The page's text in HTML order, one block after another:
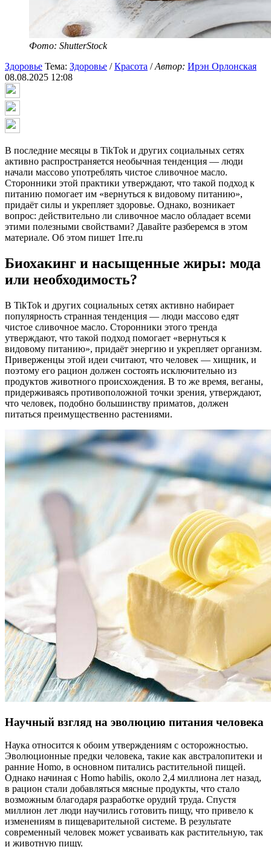
Фото: ShutterStock
Здоровье Тема: Здоровье /Красота /Автор: Ирэн Орлонская
08.08.2025 12:08
В последние месяцы в TikTok и других социальных сетях
активно распространяется необычная тенденция — люди
начали массово употреблять чистое сливочное масло.
Сторонники этой практики утверждают, что такой подход к
питанию помогает им «вернуться к видовому питанию»,
придаёт силы и укрепляет здоровье. Однако, возникает
вопрос: действительно ли сливочное масло обладает всеми
этими полезными свойствами? Давайте разберемся в этом
материале. Об этом пишет 1rre.ru
Биохакинг и насыщенные жиры: мода
или необходимость?
В TikTok и других социальных сетях активно набирает
популярность странная тенденция — люди массово едят
чистое сливочное масло. Сторонники этого тренда
утверждают, что такой подход помогает «вернуться к
видовому питанию», придаёт энергию и укрепляет организм.
Приверженцы этой идеи считают, что человек — хищник, и
поэтому его рацион должен состоять исключительно из
продуктов животного происхождения. В то же время, веганы,
придерживаясь противоположной точки зрения, утверждают,
что человек, подобно большинству приматов, должен
питаться преимущественно растениями.
Научный взгляд на эволюцию питания человека
Наука относится к обоим утверждениям с осторожностью.
Эволюционные предки человека, такие как австралопитеки и
ранние Homo, в основном питались растительной пищей.
Однако начиная с Homo habilis, около 2,4 миллиона лет назад,
в рацион стали добавляться мясные продукты, что стало
возможным благодаря разработке орудий труда. Спустя
миллион лет люди научились готовить пищу, что привело к
изменениям в пищеварительной системе. В результате
современный человек может усваивать как растительную, так
и животную пищу.